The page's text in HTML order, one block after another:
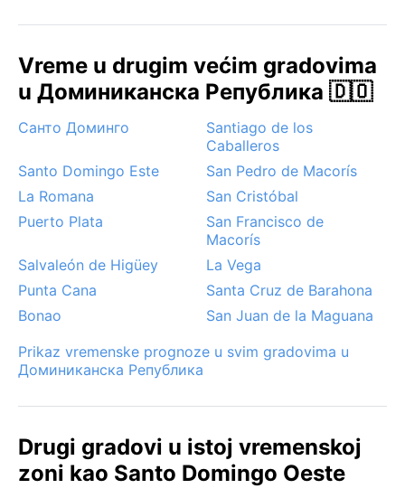
Vreme u drugim većim gradovima
u Доминиканска Република 🇩🇴
Санто Доминго
Santiago de los
Caballeros
Santo Domingo Este
San Pedro de Macorís
La Romana
San Cristóbal
Puerto Plata
San Francisco de
Macorís
Salvaleón de Higüey
La Vega
Punta Cana
Santa Cruz de Barahona
Bonao
San Juan de la Maguana
Prikaz vremenske prognoze u svim gradovima u
Доминиканска Република
Drugi gradovi u istoj vremenskoj
zoni kao Santo Domingo Oeste